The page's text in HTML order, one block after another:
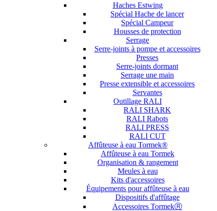
Haches Estwing
Spécial Hache de lancer
Spécial Campeur
Housses de protection
Serrage
Serre-joints à pompe et accessoires
Presses
Serre-joints dormant
Serrage une main
Presse extensible et accessoires
Servantes
Outillage RALI
RALI SHARK
RALI Rabots
RALI PRESS
RALI CUT
Affûteuse à eau Tormek®
Affûteuse à eau Tormek
Organisation & rangement
Meules à eau
Kits d'accessoires
Équipements pour affûteuse à eau
Dispositifs d'affûtage
Accessoires TormekⓇ